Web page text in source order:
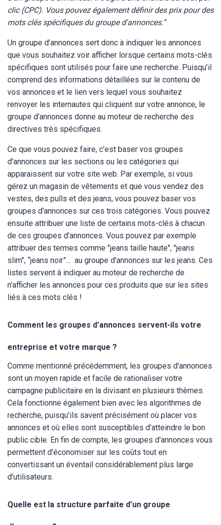
clic (CPC). Vous pouvez également définir des prix pour des
mots clés spécifiques du groupe d'annonces.”
Un groupe d’annonces sert donc à indiquer les annonces
que vous souhaitez voir afficher lorsque certains mots-clés
spécifiques sont utilisés pour faire une recherche. Puisqu'il
comprend des informations détaillées sur le contenu de
vos annonces et le lien vers lequel vous souhaitez
renvoyer les internautes qui cliquent sur votre annonce, le
groupe d’annonces donne au moteur de recherche des
directives très spécifiques.
Ce que vous pouvez faire, c'est baser vos groupes
d'annonces sur les sections ou les catégories qui
apparaissent sur votre site web. Par exemple, si vous
gérez un magasin de vêtements et que vous vendez des
vestes, des pulls et des jeans, vous pouvez baser vos
groupes d'annonces sur ces trois catégories. Vous pouvez
ensuite attribuer une liste de certains mots-clés à chacun
de ces groupes d'annonces. Vous pouvez par exemple
attribuer des termes comme "jeans taille haute", "jeans
slim", “jeans noir”... au groupe d'annonces sur les jeans. Ces
listes servent à indiquer au moteur de recherche de
n'afficher les annonces pour ces produits que sur les sites
liés à ces mots clés !
Comment les groupes d’annonces servent-ils votre
entreprise et votre marque ?
Comme mentionné précédemment, les groupes d'annonces
sont un moyen rapide et facile de rationaliser votre
campagne publicitaire en la divisant en plusieurs thèmes.
Cela fonctionne également bien avec les algorithmes de
recherche, puisqu'ils savent précisément où placer vos
annonces et où elles sont susceptibles d'atteindre le bon
public cible. En fin de compte, les groupes d'annonces vous
permettent d’économiser sur les coûts tout en
convertissant un éventail considérablement plus large
d'utilisateurs.
Quelle est la structure parfaite d’un groupe